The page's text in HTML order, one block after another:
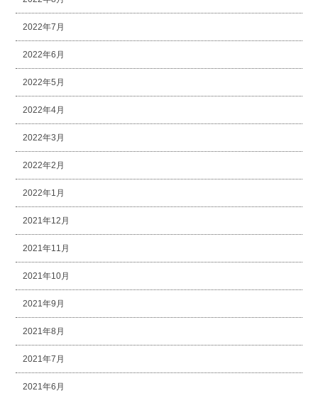
2022年7月
2022年6月
2022年5月
2022年4月
2022年3月
2022年2月
2022年1月
2021年12月
2021年11月
2021年10月
2021年9月
2021年8月
2021年7月
2021年6月